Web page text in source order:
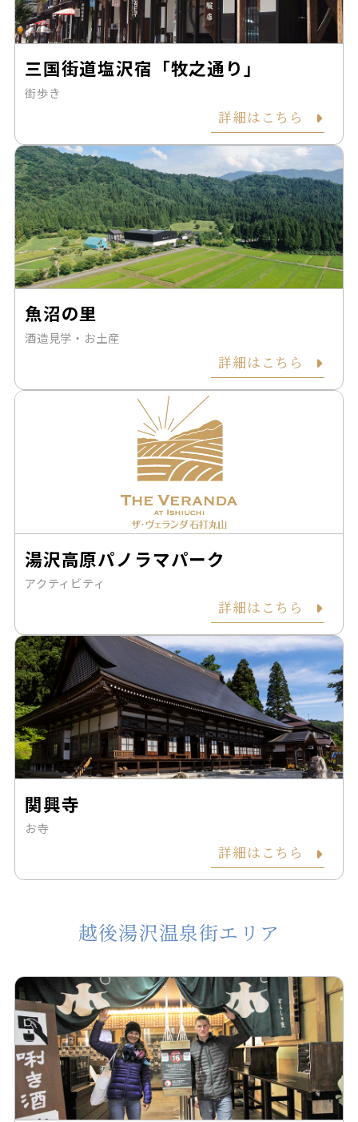
三国街道塩沢宿「牧之通り」
街歩き
詳細はこちら
魚沼の里
酒造見学・お土産
詳細はこちら
湯沢高原パノラマパーク
アクティビティ
詳細はこちら
関興寺
お寺
詳細はこちら
越後湯沢温泉街エリア